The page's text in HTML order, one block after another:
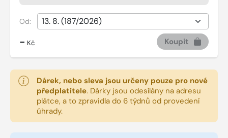
Od:
- Kč Koupit
Dárek, nebo sleva jsou určeny pouze pro nové
předplatitele. Dárky jsou odesílány na adresu
plátce, a to zpravidla do 6 týdnů od provedení
úhrady.